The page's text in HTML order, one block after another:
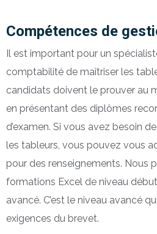
Compétences de
Il est important pour un
comptabilité de maîtriser les
candidats doivent le prouver au
en présentant des diplômes
d’examen. Si vous avez besoin
les tableurs, vous pouvez vous
pour des renseignements. Nous
formations Excel de niveau
avancé. C’est le niveau avancé
exigences du brevet.